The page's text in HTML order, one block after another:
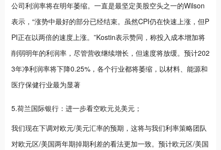
公司利润率将在明年萎缩。一直是最坚定美股空头之一的Wilson
表示，“涨势中最好的部分已经结束。虽然CPI仍在快速上涨，但P
PI正在以两倍的速度上涨。”Kostin表示赞同，称投入成本增加将
削弱明年的利润率，尽管营收继续增长，但速度将放缓。预计202
3年净利润率将下降0.25%，各个行业都将萎缩，以材料、能源和
医疗保健行业最为显著
5.荷兰国际银行：进一步看空欧元兑美元；
我们现在下调对欧元/美元汇率的预期，这将与我们利率策略团队
对欧元区/美国两年期掉期利差的看法更加一致。预计欧元区/美国